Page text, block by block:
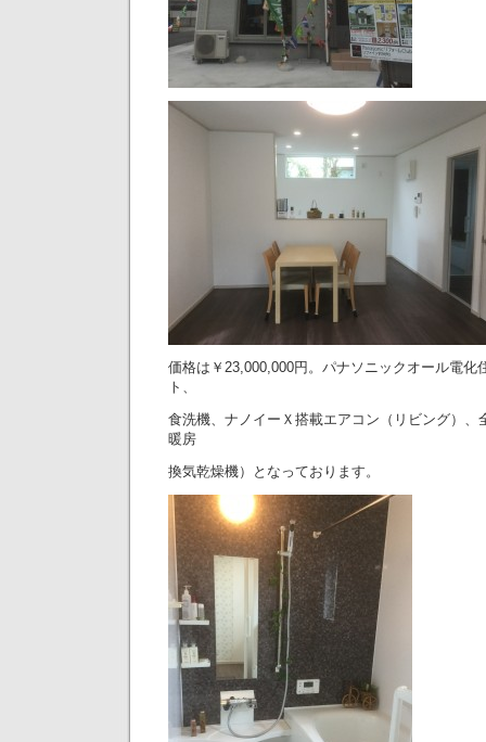
価格は￥23,000,000円。パナソニックオール電化
ト、
食洗機、ナノイーＸ搭載エアコン（リビング）、
暖房
換気乾燥機）となっております。